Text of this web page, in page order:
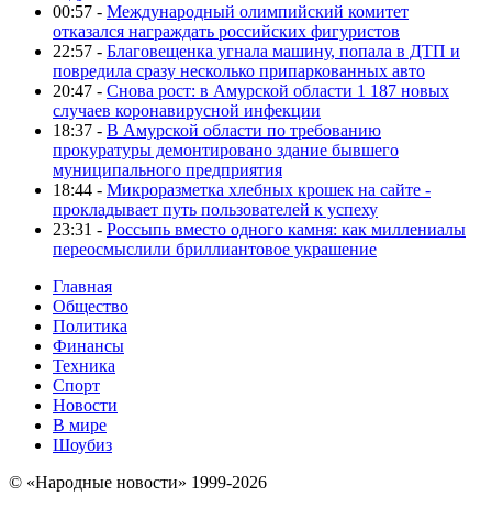
00:57 - Международный олимпийский комитет
отказался награждать российских фигуристов
22:57 - Благовещенка угнала машину, попала в ДТП и
повредила сразу несколько припаркованных авто
20:47 - Снова рост: в Амурской области 1 187 новых
случаев коронавирусной инфекции
18:37 - В Амурской области по требованию
прокуратуры демонтировано здание бывшего
муниципального предприятия
18:44 - Микроразметка хлебных крошек на сайте -
прокладывает путь пользователей к успеху
23:31 - Россыпь вместо одного камня: как миллениалы
переосмыслили бриллиантовое украшение
Главная
Общество
Политика
Финансы
Техника
Спорт
Новости
В мире
Шоубиз
© «Народные новости» 1999-2026